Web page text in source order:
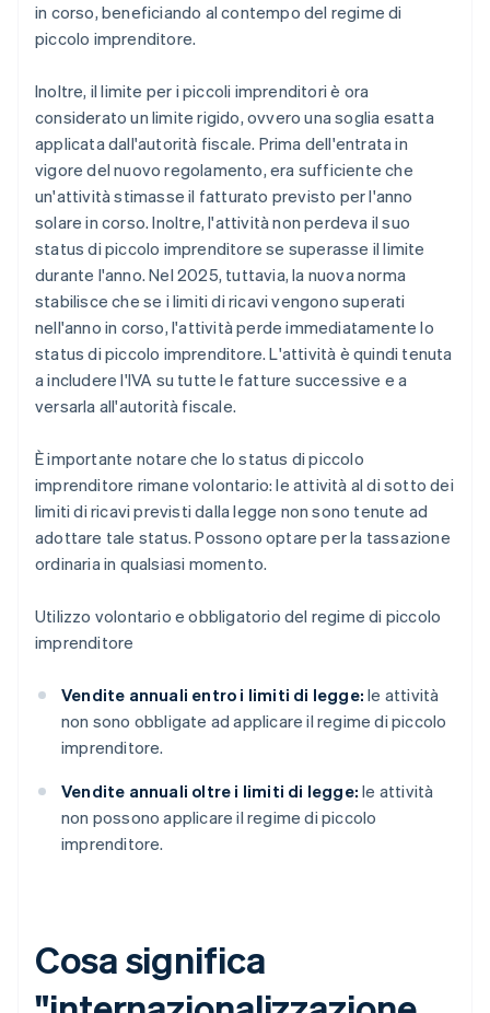
in corso, beneficiando al contempo del regime di
piccolo imprenditore.
Inoltre, il limite per i piccoli imprenditori è ora
considerato un limite rigido, ovvero una soglia esatta
applicata dall'autorità fiscale. Prima dell'entrata in
vigore del nuovo regolamento, era sufficiente che
un'attività stimasse il fatturato previsto per l'anno
solare in corso. Inoltre, l'attività non perdeva il suo
status di piccolo imprenditore se superasse il limite
durante l'anno. Nel 2025, tuttavia, la nuova norma
stabilisce che se i limiti di ricavi vengono superati
nell'anno in corso, l'attività perde immediatamente lo
status di piccolo imprenditore. L'attività è quindi tenuta
a includere l'IVA su tutte le fatture successive e a
versarla all'autorità fiscale.
È importante notare che lo status di piccolo
imprenditore rimane volontario: le attività al di sotto dei
limiti di ricavi previsti dalla legge non sono tenute ad
adottare tale status. Possono optare per la tassazione
ordinaria in qualsiasi momento.
Utilizzo volontario e obbligatorio del regime di piccolo
imprenditore
Vendite annuali entro i limiti di legge: le attività
non sono obbligate ad applicare il regime di piccolo
imprenditore.
Vendite annuali oltre i limiti di legge: le attività
non possono applicare il regime di piccolo
imprenditore.
Cosa significa